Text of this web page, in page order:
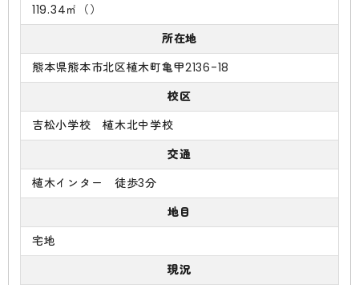
119.34㎡（）
所在地
熊本県熊本市北区植木町亀甲2136-18
校区
吉松小学校 植木北中学校
交通
植木インター 徒歩3分
地目
宅地
現況